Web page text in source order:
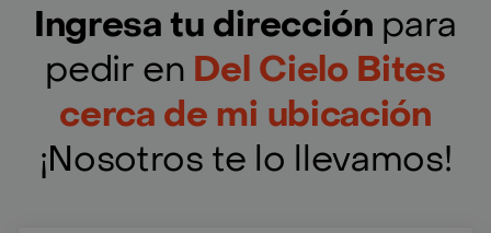
Ingresa tu dirección para
pedir en Del Cielo Bites
cerca de mi ubicación
¡Nosotros te lo llevamos!